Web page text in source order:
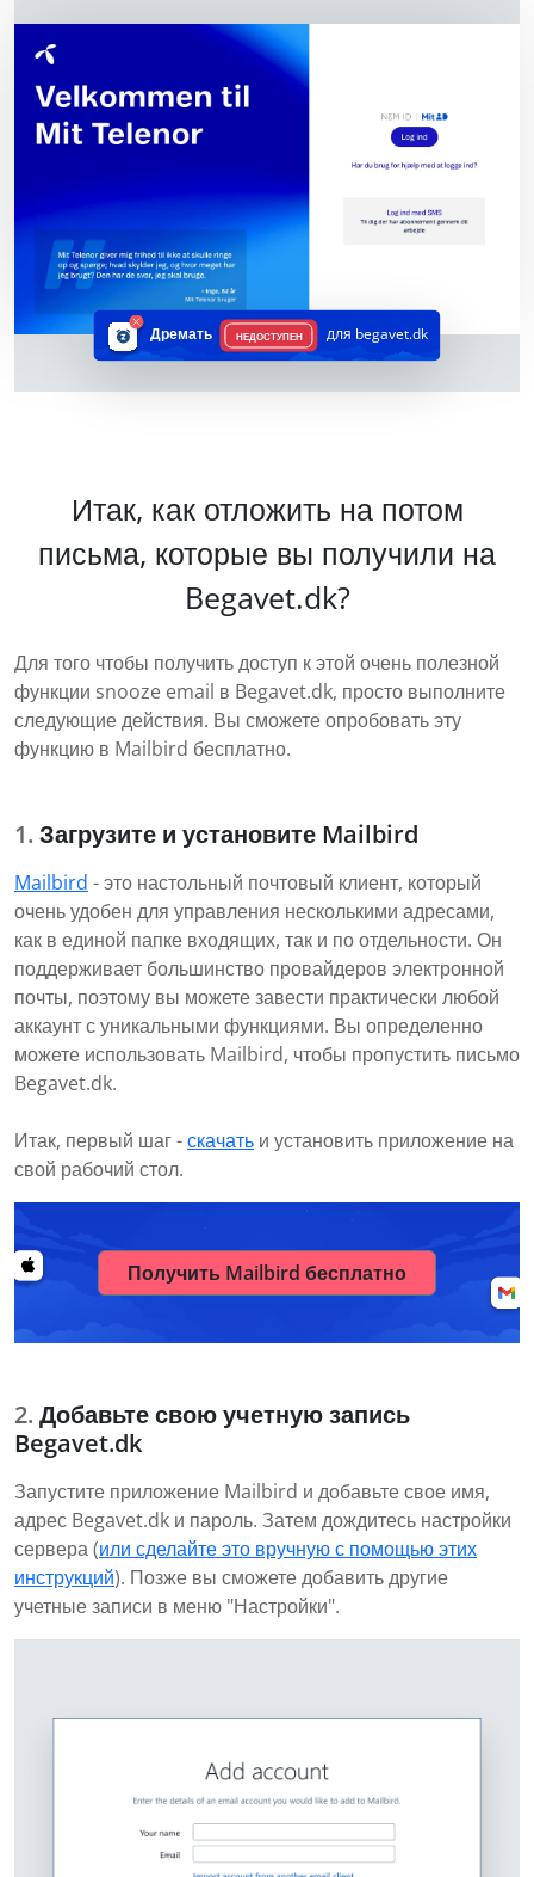
Дремать НЕДОСТУПЕН для begavet.dk
Итак, как отложить на потом
письма, которые вы получили на
Begavet.dk?
Для того чтобы получить доступ к этой очень полезной
функции snooze email в Begavet.dk, просто выполните
следующие действия. Вы сможете опробовать эту
функцию в Mailbird бесплатно.
Загрузите и установите Mailbird
Mailbird - это настольный почтовый клиент, который
очень удобен для управления несколькими адресами,
как в единой папке входящих, так и по отдельности. Он
поддерживает большинство провайдеров электронной
почты, поэтому вы можете завести практически любой
аккаунт с уникальными функциями. Вы определенно
можете использовать Mailbird, чтобы пропустить письмо
Begavet.dk.
Итак, первый шаг -скачать и установить приложение на
свой рабочий стол.
Получить Mailbird бесплатно
Добавьте свою учетную запись
Begavet.dk
Запустите приложение Mailbird и добавьте свое имя,
адрес Begavet.dk и пароль. Затем дождитесь настройки
сервера (или сделайте это вручную с помощью этих
инструкций). Позже вы сможете добавить другие
учетные записи в меню "Настройки".